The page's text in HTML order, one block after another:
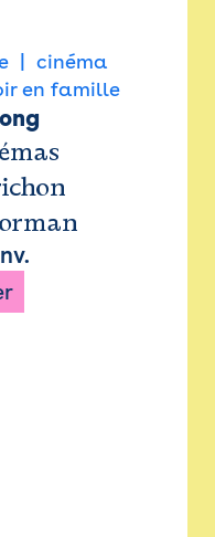
cinéma
en famille